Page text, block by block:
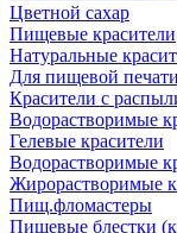
Цветной сахар
Пищевые красители
Натуральные
Для пищевой печати
Красители с
Водорастворимые
Гелевые красители
Водорастворимые
Жирорастворимые
Пищ.фломастеры
Пищевые блестки